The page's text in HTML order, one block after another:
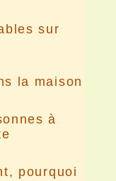
sur
la maison
à
pourquoi